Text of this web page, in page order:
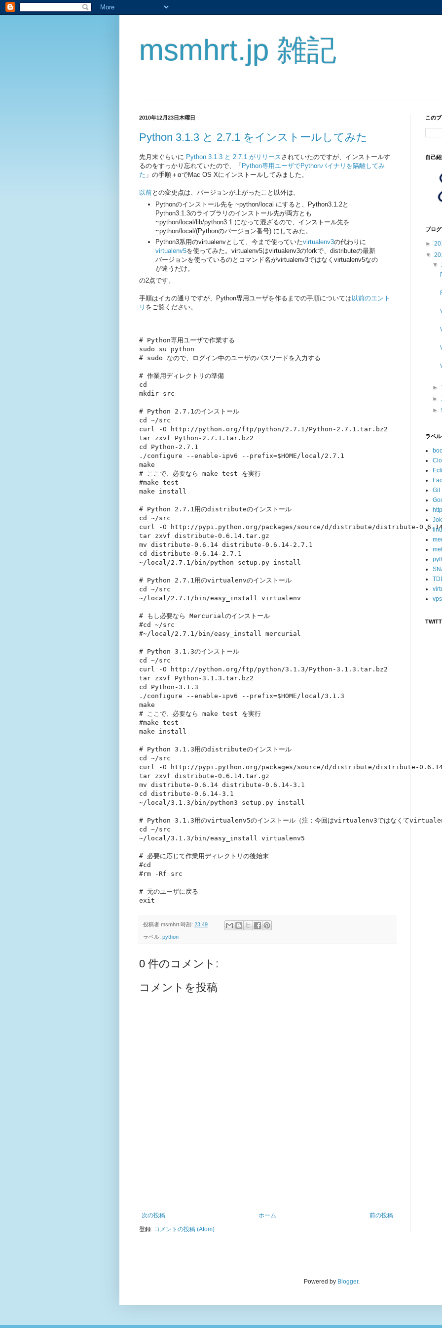
msmhrt.jp 雑記
2010年12月23日木曜日
Python 3.1.3 と 2.7.1 をインストールしてみた
先月末ぐらいに Python 3.1.3 と 2.7.1 がリリース されていたのですが、インストールす
るのをすっかり忘れていたので、「Python専用ユーザでPythonバイナリを隔離してみ
た 」の手順＋αでMac OS Xにインストールしてみました。
以前との変更点は、バージョンが上がったこと以外は、
Pythonのインストール先を ~python/local にすると、Python3.1.2と
Python3.1.3のライブラリのインストール先が両方とも
~python/local/lib/python3.1 になって混ざるので、インストール先を
~python/local/(Pythonのバージョン番号) にしてみた。
Python3系用のvirtualenvとして、今まで使っていたvirtualenv3の代わりに
virtualenv5を使ってみた。virtualenv5はvirtualenv3のforkで、distributeの最新
バージョンを使っているのとコマンド名がvirtualenv3ではなくvirtualenv5なの
が違うだけ。
の2点です。
手順はイカの通りですが、Python専用ユーザを作るまでの手順については 以前のエント
リ をご覧ください。
# Python専用ユーザで作業する
sudo su python
# sudo なので、ログイン中のユーザのパスワードを入力する
# 作業用ディレクトリの準備
cd
mkdir src
# Python 2.7.1のインストール
cd ~/src
curl -O http://python.org/ftp/python/2.7.1/Python-2.7.1.tar.bz2
tar zxvf Python-2.7.1.tar.bz2
cd Python-2.7.1
./configure --enable-ipv6 --prefix=$HOME/local/2.7.1
make
# ここで、必要なら make test を実行
#make test
make install
# Python 2.7.1用のdistributeのインストール
cd ~/src
curl -O http://pypi.python.org/packages/source/d/distribute/distribute-
tar zxvf distribute-0.6.14.tar.gz
mv distribute-0.6.14 distribute-0.6.14-2.7.1
cd distribute-0.6.14-2.7.1
~/local/2.7.1/bin/python setup.py install
# Python 2.7.1用のvirtualenvのインストール
cd ~/src
~/local/2.7.1/bin/easy_install virtualenv
# もし必要なら Mercurialのインストール
#cd ~/src
#~/local/2.7.1/bin/easy_install mercurial
# Python 3.1.3のインストール
cd ~/src
curl -O http://python.org/ftp/python/3.1.3/Python-3.1.3.tar.bz2
tar zxvf Python-3.1.3.tar.bz2
cd Python-3.1.3
./configure --enable-ipv6 --prefix=$HOME/local/3.1.3
make
# ここで、必要なら make test を実行
#make test
make install
# Python 3.1.3用のdistributeのインストール
cd ~/src
curl -O http://pypi.python.org/packages/source/d/distribute/distribute-
tar zxvf distribute-0.6.14.tar.gz
mv distribute-0.6.14 distribute-0.6.14-3.1
cd distribute-0.6.14-3.1
~/local/3.1.3/bin/python3 setup.py install
# Python 3.1.3用のvirtualenv5のインストール（注：今回はvirtualenv3ではなくて
cd ~/src
~/local/3.1.3/bin/easy_install virtualenv5
# 必要に応じて作業用ディレクトリの後始末
#cd
#rm -Rf src
# 元のユーザに戻る
投稿者 msmhrt 時刻: 23:49
ラベル: python
0 件のコメント:
コメントを投稿
次の投稿 前の投稿
ホーム
登録: コメントの投稿 (Atom)
この
自己
ブロ
►
▼
▼
►
►
►
ラベル
Git
vps
Powered by Blogger.